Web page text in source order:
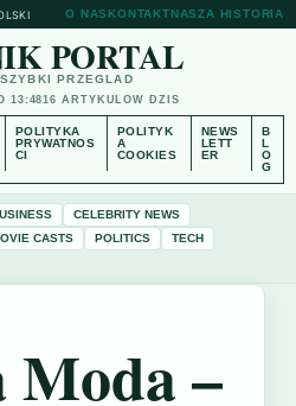
O NASKONTAKTNASZA HISTORIA
PORTAL
PRZEGLAD
13:4816 ARTYKULOW DZIS
POLITYKA
PRYWATNOS
CI
POLITYK
A
COOKIES
NEWS
LETT
ER
B
L
O
G
CELEBRITY NEWS
CASTS POLITICS
TECH
Moda –